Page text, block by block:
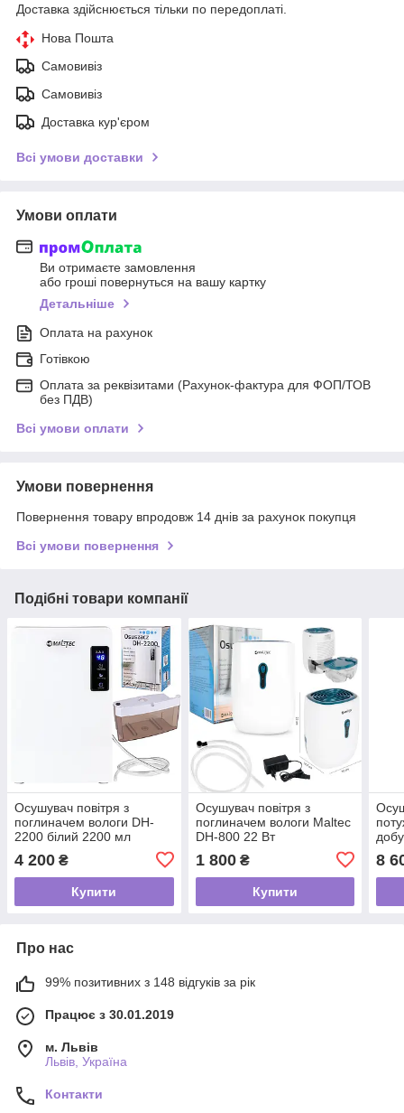
Доставка здійснюється тільки по передоплаті.
Нова Пошта
Самовивіз
Самовивіз
Доставка кур'єром
Всі умови доставки
Умови оплати
Ви отримаєте замовлення
або гроші повернуться на вашу картку
Детальніше
Оплата на рахунок
Готівкою
Оплата за реквізитами (Рахунок-фактура для ФОП/ТОВ
без ПДВ)
Всі умови оплати
Умови повернення
Повернення товару впродовж 14 днів за рахунок покупця
Всі умови повернення
Подібні товари компанії
Осушувач повітря з
поглиначем вологи DH-
2200 білий 2200 мл
4 200 ₴
Купити
Осушувач повітря з
поглиначем вологи Maltec
DH-800 22 Вт
1 800₴
Купити
8
Про нас
99% позитивних з 148 відгуків за рік
Працює з 30.01.2019
м. Львів
Львів, Україна
Контакти